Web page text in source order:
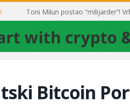
Bitcoin